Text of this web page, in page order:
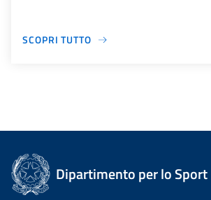
SCOPRI TUTTO
Dipartimento per lo Sport